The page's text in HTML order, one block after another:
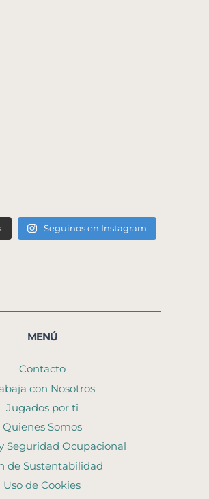
Seguinos en Instagram
MENÚ
Contacto
con Nosotros
Jugados por ti
Quienes Somos
Seguridad Ocupacional
de Sustentabilidad
Uso de Cookies